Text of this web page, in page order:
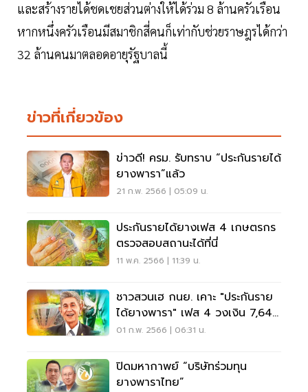
และสร้างรายได้ชดเชยส่วนต่างให้ได้ร่วม 8 ล้านครัวเรือน
หากหนึ่งครัวเรือนมีสมาชิกสี่คนก็เท่ากับช่วยราษฎรได้กว่า
32 ล้านคนมาตลอดอายุรัฐบาลนี้
ข่าวที่เกี่ยวข้อง
ข่าวดี! ครม. รับทราบ “ประกันรายได้
ยางพารา”แล้ว
21 ก.พ. 2566 | 05:09 น.
ประกันรายได้ยางเฟส 4 เกษตรกร
ตรวจสอบสถานะได้ที่นี่
11 พ.ค. 2566 | 11:39 น.
ชาวสวนเฮ กนย. เคาะ "ประกันราย
ได้ยางพารา" เฟส 4 วงเงิน 7,643
ล้าน (คลิป)
01 ก.พ. 2566 | 06:31 น.
ปิดมหากาพย์ “บริษัทร่วมทุน
ยางพาราไทย”